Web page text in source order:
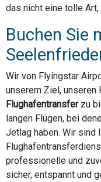
das nicht eine tolle
Buchen Sie
Wir von Flyingstar
unserem Ziel, unseren
Flughafentransferzu
langen Flügen, bei
Jetlag haben. Wir sind
professionelle und
sicher, entspannt und